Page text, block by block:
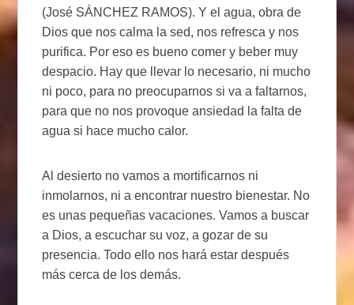
(José SÁNCHEZ RAMOS). Y el agua, obra de
Dios que nos calma la sed, nos refresca y nos
purifica. Por eso es bueno comer y beber muy
despacio. Hay que llevar lo necesario, ni mucho
ni poco, para no preocuparnos si va a faltarnos,
para que no nos provoque ansiedad la falta de
agua si hace mucho calor.
Al desierto no vamos a mortificarnos ni
inmolarnos, ni a encontrar nuestro bienestar. No
es unas pequeñas vacaciones. Vamos a buscar
a Dios, a escuchar su voz, a gozar de su
presencia. Todo ello nos hará estar después
más cerca de los demás.